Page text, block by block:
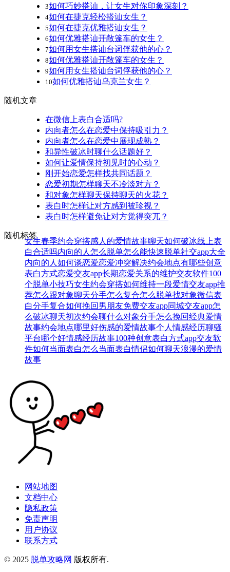
3如何巧妙搭讪，让女生对你印象深刻？
4如何在捷克轻松搭讪女生？
5如何在捷克优雅搭讪女生？
6如何优雅搭讪开敞篷车的女生？
7如何用女生搭讪台词俘获他的心？
8如何优雅搭讪开敞篷车的女生？
9如何用女生搭讪台词俘获他的心？
10如何优雅搭讪乌克兰女生？
随机文章
在微信上表白合适吗?
内向者怎么在恋爱中保持吸引力？
内向者怎么在恋爱中展现成熟？
和异性破冰时聊什么话题好？
如何让爱情保持初见时的心动？
刚开始恋爱怎样找共同话题？
恋爱初期怎样聊天不冷淡对方？
和对象怎样聊天保持聊天的火花？
表白时怎样让对方感到被珍视？
表白时怎样避免让对方觉得突兀？
随机标签
女生春季约会穿搭感人的爱情故事聊天如何破冰线上表
白合适吗内向的人怎么脱单怎么能快速脱单社交app大全
内向的人如何谈恋爱恋爱冲突解决约会地点有哪些创意
表白方式恋爱交友app长期恋爱关系的维护交友软件100
个脱单小技巧女生约会穿搭如何维持一段爱情交友app推
荐怎么跟对象聊天分手怎么复合怎么脱单找对象微信表
白分手复合如何挽回男朋友免费交友app同城交友app怎
么破冰聊天初次约会聊什么对象分手怎么挽回经典爱情
故事约会地点哪里好伤感的爱情故事个人情感经历聊骚
平台哪个好情感经历故事100种创意表白方式app交友软
件如何当面表白怎么当面表白情侣如何聊天浪漫的爱情
故事
网站地图
文档中心
隐私政策
免责声明
用户协议
联系方式
© 2025 脱单攻略网 版权所有.